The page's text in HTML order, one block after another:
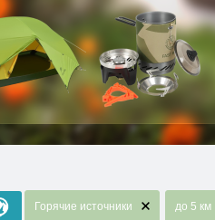
Горячие источники до 5 км